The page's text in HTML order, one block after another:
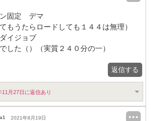
ン固定 デマ
もうたらロードしても１４４は無理）
イジョブ
した（）（実質２４０分の一）
返信する
11月27日に返信あり
2021年8月19日